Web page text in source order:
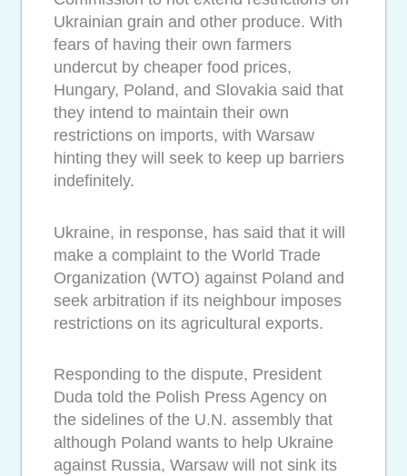
Ukrainian grain and other produce. With
fears of having their own farmers
undercut by cheaper food prices,
Hungary, Poland, and Slovakia said that
they intend to maintain their own
restrictions on imports, with Warsaw
hinting they will seek to keep up barriers
indefinitely.
Ukraine, in response, has said that it will
make a complaint to the World Trade
Organization (WTO) against Poland and
seek arbitration if its neighbour imposes
restrictions on its agricultural exports.
Responding to the dispute, President
Duda told the Polish Press Agency on
the sidelines of the U.N. assembly that
although Poland wants to help Ukraine
against Russia, Warsaw will not sink its